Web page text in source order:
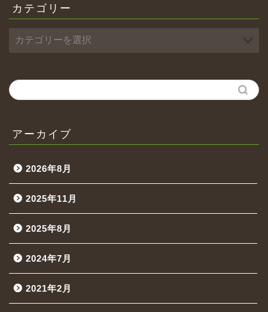
カテゴリー
アーカイブ
2026年8月
2025年11月
2025年8月
2024年7月
2021年2月